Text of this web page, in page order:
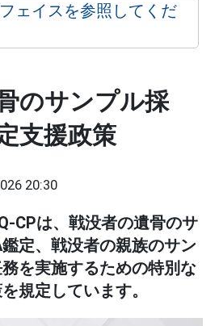
ェイスを参照してくだ
のサンプル採
支援政策
20:30
CPは、戦没者の遺骨のサ
定、戦没者の親族のサン
を実施するための特別な
規定しています。